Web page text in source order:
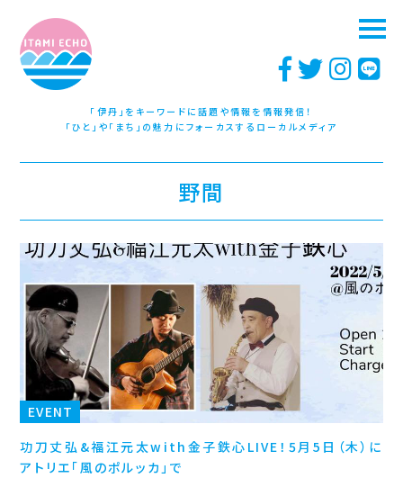
「伊丹」をキーワードに話題や情報を情報発信！
「ひと」や「まち」の魅力にフォーカスするローカルメディア
野間
EVENT
功刀丈弘&福江元太with金子鉄心LIVE！5月5日（木）に
アトリエ「風のポルッカ」で